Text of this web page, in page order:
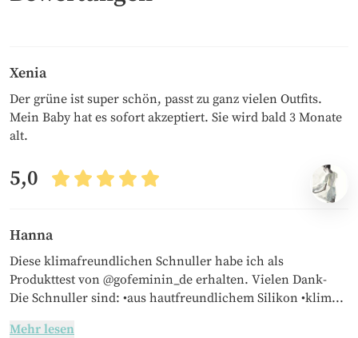
Xenia
Der grüne ist super schön, passt zu ganz vielen Outfits.
Mein Baby hat es sofort akzeptiert. Sie wird bald 3 Monate
alt.
5,0
Hanna
Diese klimafreundlichen Schnuller habe ich als
Produkttest von @gofeminin_de erhalten. Vielen Dank-
Die Schnuller sind: •aus hautfreundlichem Silikon •klim...
Mehr lesen